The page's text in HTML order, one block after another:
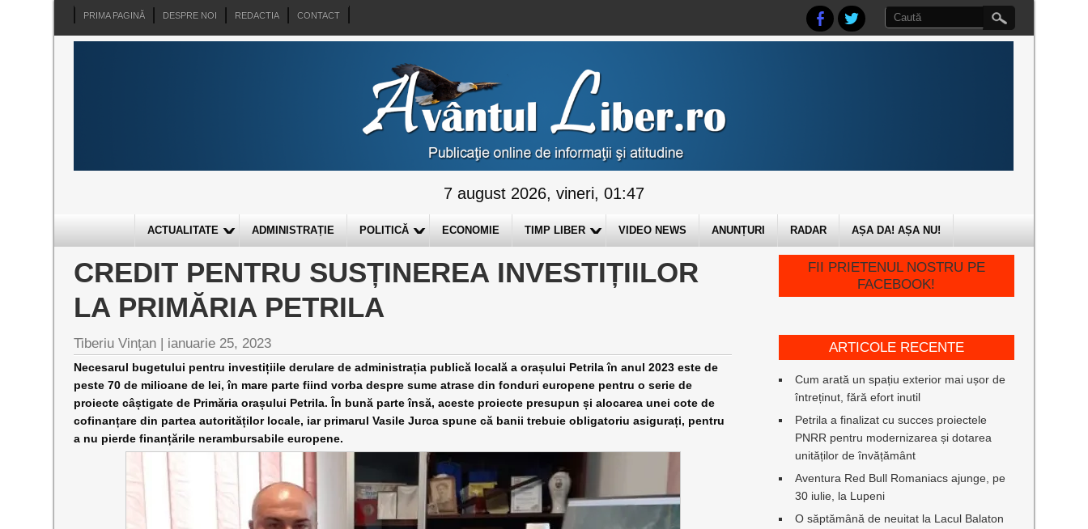
PRIMA PAGINĂ DESPRE NOI REDACTIA CONTACT
7 august 2026, vineri, 01:47
ACTUALITATE ADMINISTRAȚIE POLITICĂ ECONOMIE TIMP LIBER VIDEO NEWS ANUNȚURI RADAR AȘA DA! AȘA NU!
CREDIT PENTRU SUSȚINEREA INVESTIȚIILOR
LA PRIMĂRIA PETRILA
Tiberiu Vințan | ianuarie 25, 2023
Necesarul bugetului pentru investițiile derulare de administrația publică locală a orașului Petrila în anul 2023 este de
peste 70 de milioane de lei, în mare parte fiind vorba despre sume atrase din fonduri europene pentru o serie de
proiecte câștigate de Primăria orașului Petrila. În bună parte însă, aceste proiecte presupun și alocarea unei cote de
cofinanțare din partea autorităților locale, iar primarul Vasile Jurca spune că banii trebuie obligatoriu asigurați, pentru
a nu pierde finanțările nerambursabile europene.
FII PRIETENUL NOSTRU PE
FACEBOOK!
ARTICOLE RECENTE
Cum arată un spațiu exterior mai ușor de
întreținut, fără efort inutil
Petrila a finalizat cu succes proiectele
PNRR pentru modernizarea și dotarea
unităților de învățământ
Aventura Red Bull Romaniacs ajunge, pe
30 iulie, la Lupeni
O săptămână de neuitat la Lacul Balaton